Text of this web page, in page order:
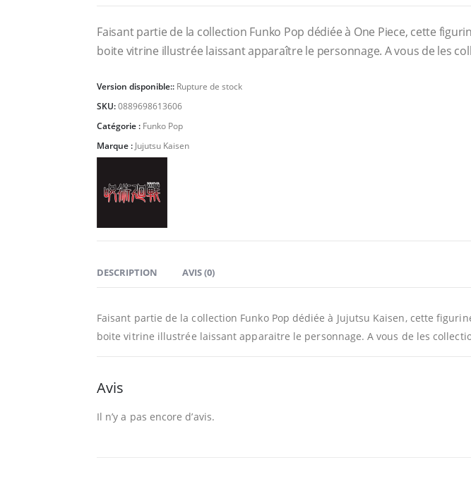
Faisant partie de la collection Funko Pop dédiée à One Piece, cette
boite vitrine illustrée laissant apparaître le personnage. A vous de les
Version disponible:: Rupture de stock
SKU:0889698613606
Catégorie : Funko Pop
Marque : Jujutsu Kaisen
DESCRIPTION AVIS (0)
Faisant partie de la collection Funko Pop dédiée à Jujutsu Kaisen, cette
boite vitrine illustrée laissant apparaitre le personnage. A vous de les
Avis
Il n’y a pas encore d’avis.